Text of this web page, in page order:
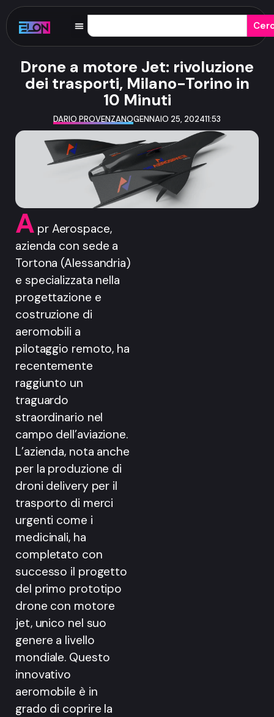
Drone a motore Jet: rivoluzione
dei trasporti, Milano-Torino in
10 Minuti
DARIO PROVENZANOGENNAIO 25, 202411:53
A pr Aerospace,
azienda con sede a
Tortona (Alessandria)
e specializzata nella
progettazione e
costruzione di
aeromobili a
pilotaggio remoto, ha
recentemente
raggiunto un
traguardo
straordinario nel
campo dell’aviazione.
L’azienda, nota anche
per la produzione di
droni delivery per il
trasporto di merci
urgenti come i
medicinali, ha
completato con
successo il progetto
del primo prototipo
drone con motore
jet, unico nel suo
genere a livello
mondiale. Questo
innovativo
aeromobile è in
grado di coprire la